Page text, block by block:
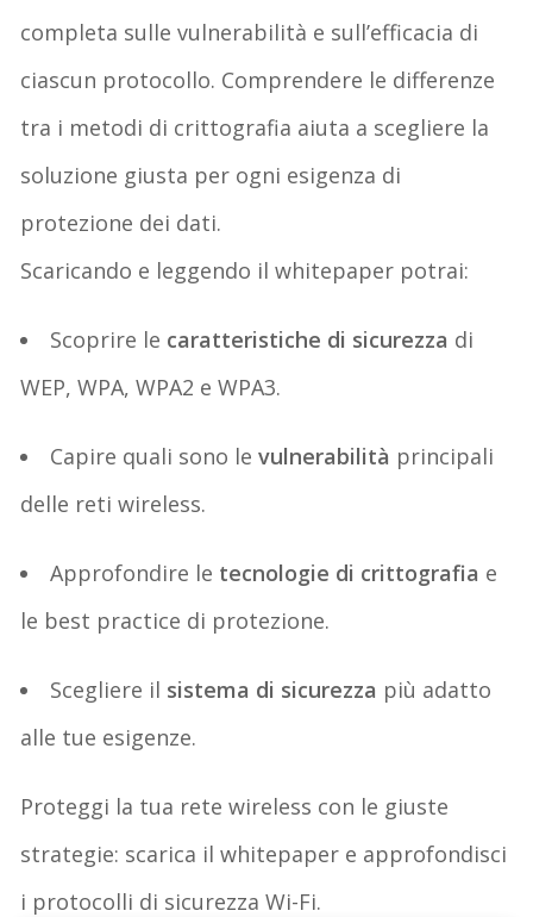
completa sulle vulnerabilità e sull’efficacia di
ciascun protocollo. Comprendere le differenze
tra i metodi di crittografia aiuta a scegliere la
soluzione giusta per ogni esigenza di
protezione dei dati.
Scaricando e leggendo ilwhitepaper potrai:
Scoprire le caratteristiche di sicurezza di
WEP, WPA, WPA2 e WPA3.
Capire quali sono levulnerabilità principali
delle reti wireless.
Approfondire le tecnologie di crittografia e
le best practice di protezione.
Scegliere il sistema di sicurezza più adatto
alle tue esigenze.
Proteggi la tua rete wireless con le giuste
strategie: scarica ilwhitepaper e approfondisci
i protocolli di sicurezza Wi-Fi.